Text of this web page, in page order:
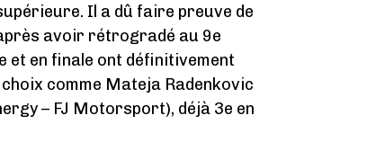
Il a dû faire preuve de
avoir rétrogradé au 9e
et en finale ont définitivement
comme Mateja Radenkovic
– FJ Motorsport), déjà 3e en